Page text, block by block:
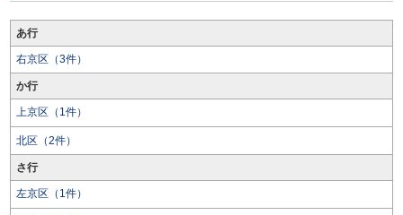
あ行
右京区（3件）
か行
上京区（1件）
北区（2件）
さ行
左京区（1件）